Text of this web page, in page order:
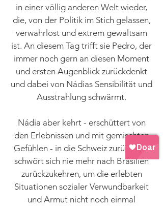
in einer völlig anderen Welt wieder,
die, von der Politik im Stich gelassen,
verwahrlost und extrem gewaltsam
ist. An diesem Tag trifft sie Pedro, der
immer noch gern an diesen Moment
und ersten Augenblick zurückdenkt
und dabei von Nádias Sensibilität und
Ausstrahlung schwärmt.
Nádia aber kehrt - erschüttert von
den Erlebnissen und mit gemischten
Gefühlen - in die Schweiz zurück und
schwört sich nie mehr nach Brasilien
zurückzukehren, um die erlebten
Situationen sozialer Verwundbarkeit
und Armut nicht noch einmal